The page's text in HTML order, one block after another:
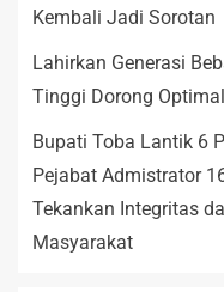
Kembali Jadi Sorotan
Lahirkan Generasi
Tinggi Dorong
Bupati Toba Lantik 6
Pejabat Admistrator
Tekankan Integritas
Masyarakat